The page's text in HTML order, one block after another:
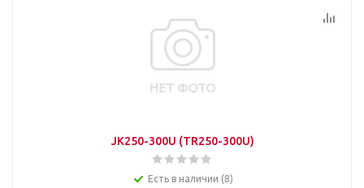
JK250-300U (TR250-300U)
Есть в наличии (8)